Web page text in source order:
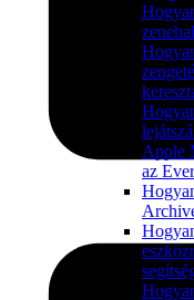
Apple
az